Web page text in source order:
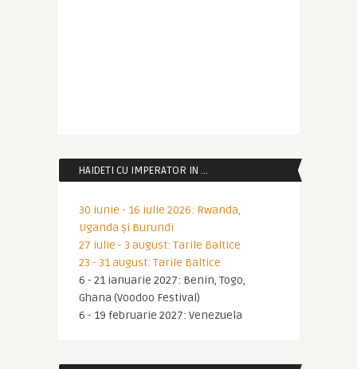
HAIDETI CU IMPERATOR IN …
30 iunie - 16 iulie 2026: Rwanda,
Uganda și Burundi
27 iulie - 3 august: Tarile Baltice
23 - 31 august: Tarile Baltice
6 - 21 ianuarie 2027: Benin, Togo,
Ghana (Voodoo Festival)
6 - 19 februarie 2027: Venezuela